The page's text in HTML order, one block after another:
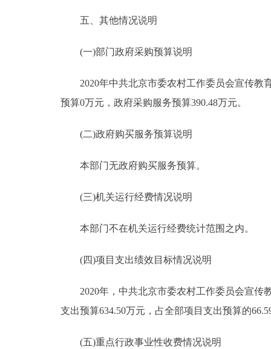
五、其他情况说明
(一)部门政府采购预算说明
2020年中共北京市委农村工作委员会宣传教育
预算0万元，政府采购服务预算390.48万元。
(二)政府购买服务预算说明
本部门无政府购买服务预算。
(三)机关运行经费情况说明
本部门不在机关运行经费统计范围之内。
(四)项目支出绩效目标情况说明
2020年，中共北京市委农村工作委员会宣传教
支出预算634.50万元，占全部项目支出预算的
(五)重点行政事业性收费情况说明